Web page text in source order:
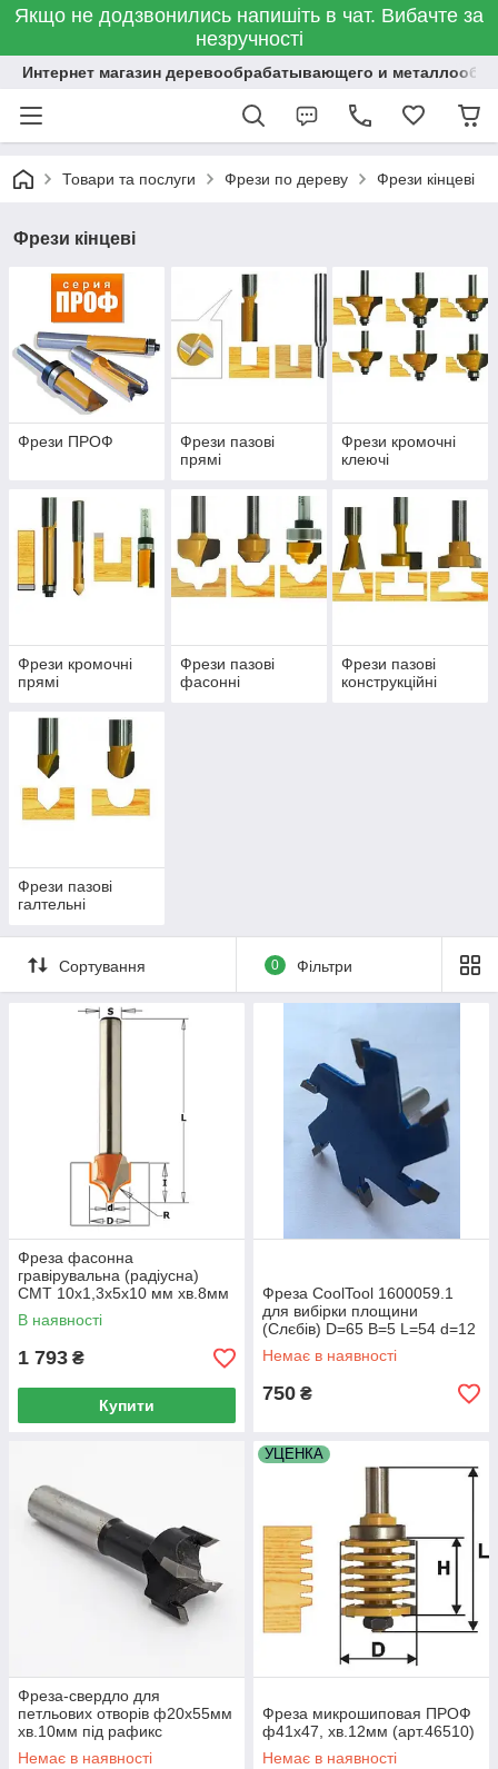
Якщо не додзвонились напишіть в чат. Вибачте за
незручності
Интернет магазин деревообрабатывающего и
Товари та послуги Фрези по дереву Фрези кінцеві
Фрези кінцеві
Фрези ПРОФ
Фрези пазові
прямі
Фрези кромочні
клеючі
Фрези кромочні
прямі
Фрези пазові
фасонні
Фрези пазові
конструкційні
Фрези пазові
галтельні
Сортування 0 Фільтри
Фреза фасонна
гравірувальна (радіусна)
CMT 10х1,3х5х10 мм хв.8мм
(арт.965.402.11 )
В наявності
1 793 ₴
Купити
Фреза CoolTool 1600059.1
для вибірки площини
(Слєбів) D=65 B=5 L=54 d=12
Немає в наявності
750 ₴
Фреза-свердло для
петльових отворів ф20х55мм
хв.10мм під рафикс
(01071020-1)
Немає в наявності
УЦЕНКА
Фреза микрошиповая ПРОФ
ф41х47, хв.12мм (арт.46510)
Немає в наявності